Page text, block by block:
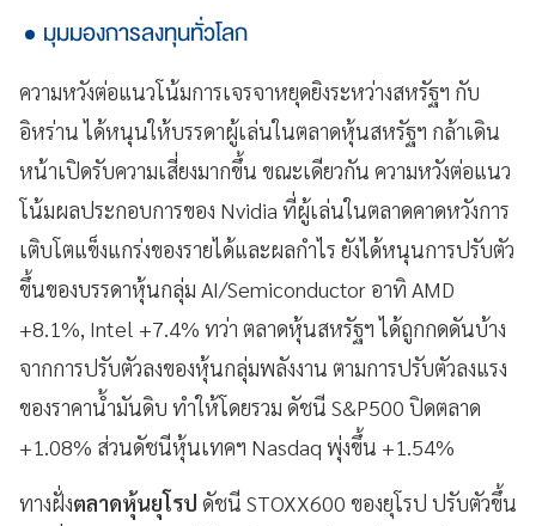
มุมมองการลงทุนทั่วโลก
ความหวังต่อแนวโน้มการเจรจาหยุดยิงระหว่างสหรัฐฯ กับ
อิหร่าน ได้หนุนให้บรรดาผู้เล่นในตลาดหุ้นสหรัฐฯ กล้าเดิน
หน้าเปิดรับความเสี่ยงมากขึ้น ขณะเดียวกัน ความหวังต่อแนว
โน้มผลประกอบการของ Nvidia ที่ผู้เล่นในตลาดคาดหวังการ
เติบโตแข็งแกร่งของรายได้และผลกำไร ยังได้หนุนการปรับตัว
ขึ้นของบรรดาหุ้นกลุ่ม AI/Semiconductor อาทิ AMD
+8.1%, Intel +7.4% ทว่า ตลาดหุ้นสหรัฐฯ ได้ถูกกดดันบ้าง
จากการปรับตัวลงของหุ้นกลุ่มพลังงาน ตามการปรับตัวลงแรง
ของราคาน้ำมันดิบ ทำให้โดยรวม ดัชนี S&P500 ปิดตลาด
+1.08% ส่วนดัชนีหุ้นเทคฯ Nasdaq พุ่งขึ้น +1.54%
ทางฝั่งตลาดหุ้นยุโรป ดัชนี STOXX600 ของยุโรป ปรับตัวขึ้น